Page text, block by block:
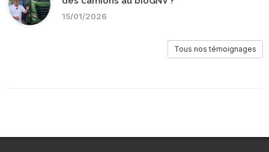
15/01/2026
Tous nos témoignages